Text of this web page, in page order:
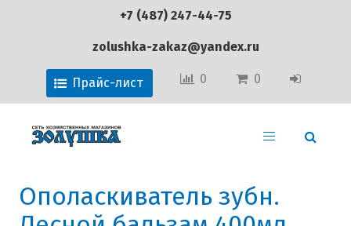
+7 (487) 247-44-75
zolushka-zakaz@yandex.ru
Прайс-лист 0 0
Ополаскиватель зубн.